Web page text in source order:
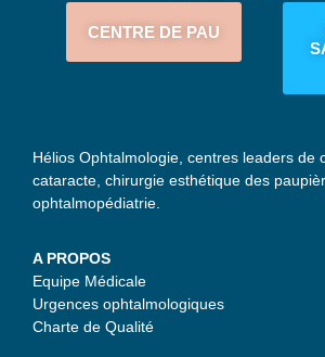
CENTRE DE PAU
Hélios Ophtalmologie, centres leaders de
cataracte, chirurgie esthétique des
ophtalmopédiatrie.
A PROPOS
Equipe Médicale
Urgences ophtalmologiques
Charte de Qualité